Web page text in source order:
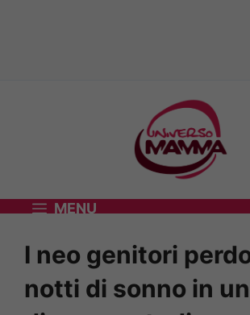
MENU
I neo genitori
notti di sonno in